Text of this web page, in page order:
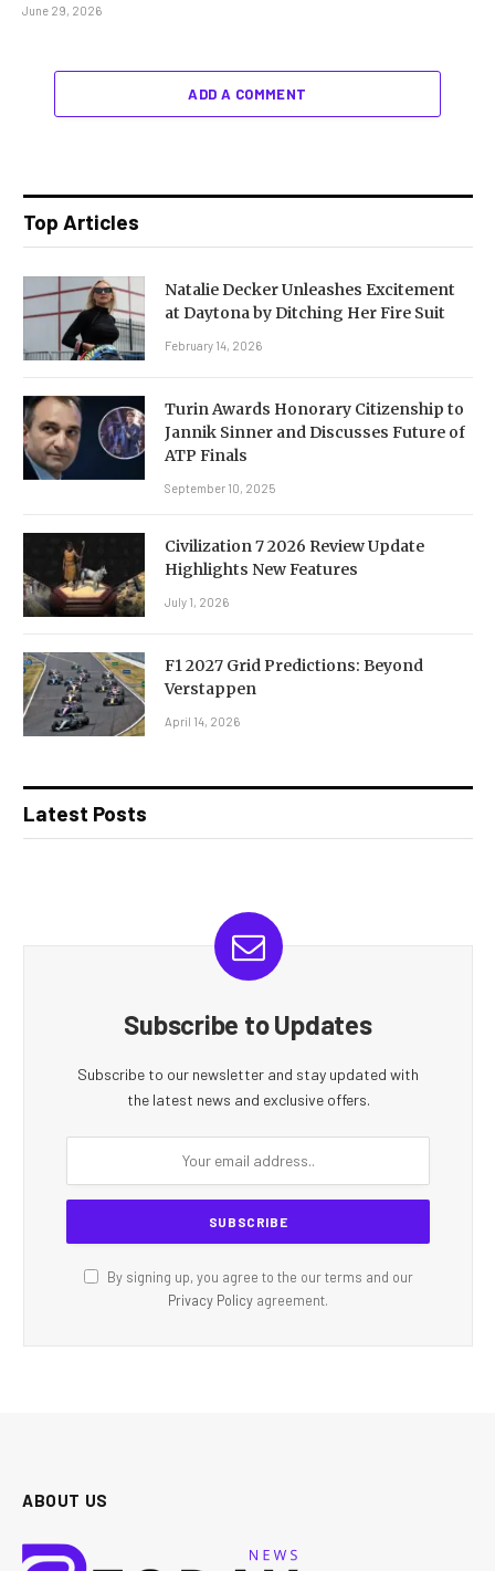
June 29, 2026
ADD A COMMENT
Top Articles
Natalie Decker Unleashes Excitement
at Daytona by Ditching Her Fire Suit
February 14, 2026
Turin Awards Honorary Citizenship to
Jannik Sinner and Discusses Future of
ATP Finals
September 10, 2025
Civilization 7 2026 Review Update
Highlights New Features
July 1, 2026
F1 2027 Grid Predictions: Beyond
Verstappen
April 14, 2026
Latest Posts
Subscribe to Updates
Subscribe to our newsletter and stay updated with
the latest news and exclusive offers.
By signing up, you agree to the our terms and our
Privacy Policy agreement.
ABOUT US